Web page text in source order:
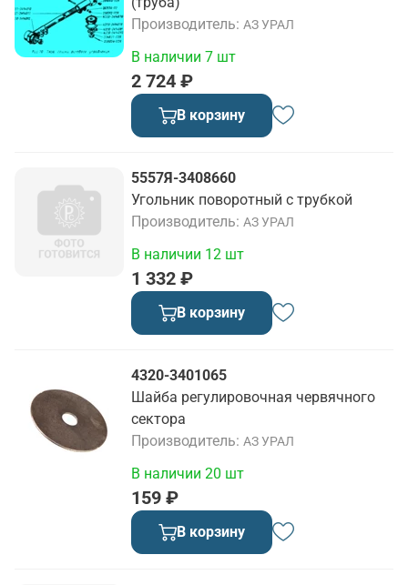
Производитель АЗ УРАЛ
2 724 ₽
В наличии 7 шт
В корзину
5557Я-3408660
Угольник поворотный с трубкой
Производитель АЗ УРАЛ
1 332 ₽
В наличии 12 шт
В корзину
4320-3401065
Шайба регулировочная червячного
сектора
Производитель АЗ УРАЛ
159 ₽
В наличии 20 шт
В корзину